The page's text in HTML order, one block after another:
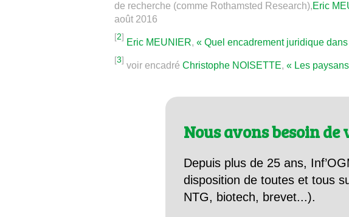
de recherche (comme Rothamsted Research),Eric
août 2016
[2]
Eric MEUNIER,« Quel encadrement juridique
[3]
voir encadréChristophe NOISETTE,« Les
Nous avons besoin de
Depuis plus de 25 ans,
disposition de toutes et tous
NTG, biotech, brevet...).